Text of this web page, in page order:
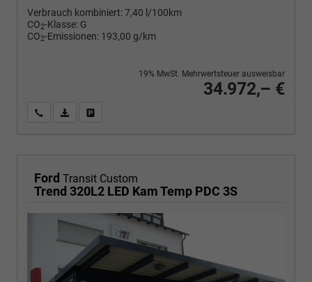
Verbrauch kombiniert:7,40 l/100km
CO2-Klasse: G
CO2-Emissionen: 193,00 g/km
34.972,– €
19% MwSt. Mehrwertsteuer ausweisbar
Wir rufen Sie anPDF-Fahrzeugexposé drucken
Ford Transit Custom
Trend 320L2 LED Kam Temp PDC 3S